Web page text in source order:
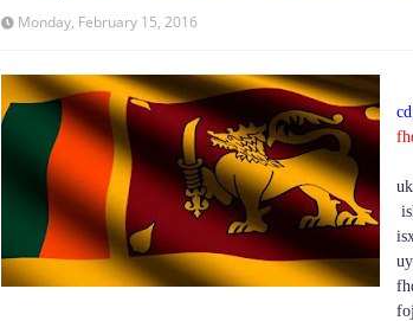
Monday, February 15, 2016